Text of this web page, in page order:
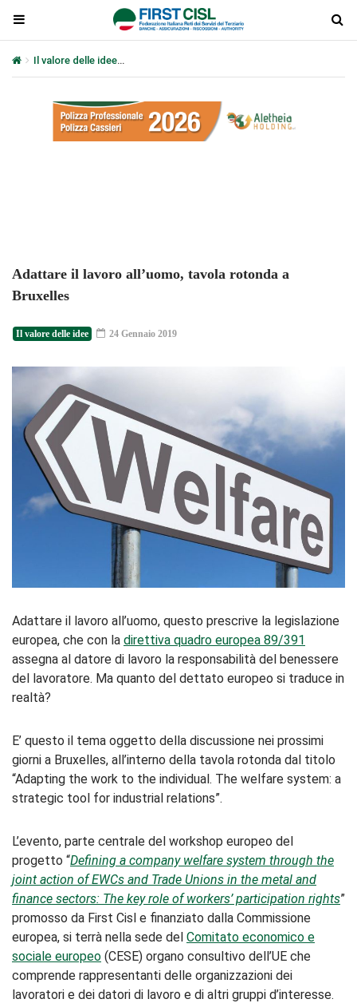
Il valore delle idee
Adattare il lavoro all’uomo, tavola rotonda a
Bruxelles
Il valore delle idee 24 Gennaio 2019
Adattare il lavoro all’uomo, questo prescrive la legislazione
europea, che con la direttiva quadro europea 89/391
assegna al datore di lavoro la responsabilità del benessere
del lavoratore. Ma quanto del dettato europeo si traduce in
realtà?
E’ questo il tema oggetto della discussione nei prossimi
giorni a Bruxelles, all’interno della tavola rotonda dal titolo
“Adapting the work to the individual. The welfare system: a
strategic tool for industrial relations”.
L’evento, parte centrale del workshop europeo del
progetto “Defining a company welfare system through the
joint action of EWCs and Trade Unions in the metal and
finance sectors: The key role of workers’ participation rights”
promosso da First Cisl e finanziato dalla Commissione
europea, si terrà nella sede del Comitato economico e
sociale europeo (CESE) organo consultivo dell’UE che
comprende rappresentanti delle organizzazioni dei
lavoratori e dei datori di lavoro e di altri gruppi d’interesse.